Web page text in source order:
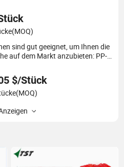
(MOQ)
sind gut geeignet, um Ihnen die
auf dem Markt anzubieten: PP-
$/Stück
(MOQ)